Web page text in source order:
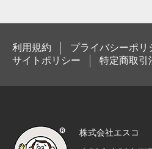
利用規約
プライバシーポリ
サイトポリシー
特定商取引
株式会社エスコ